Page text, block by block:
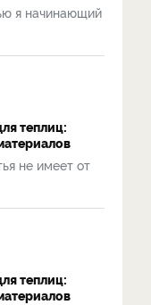
я начинающий
теплиц:
не имеет от
теплиц: